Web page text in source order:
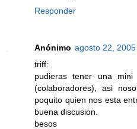
Responder
Anónimo agosto 22, 2005
triff:
pudieras tener una
(colaboradores), asi
poquito quien nos esta
buena discusion.
besos